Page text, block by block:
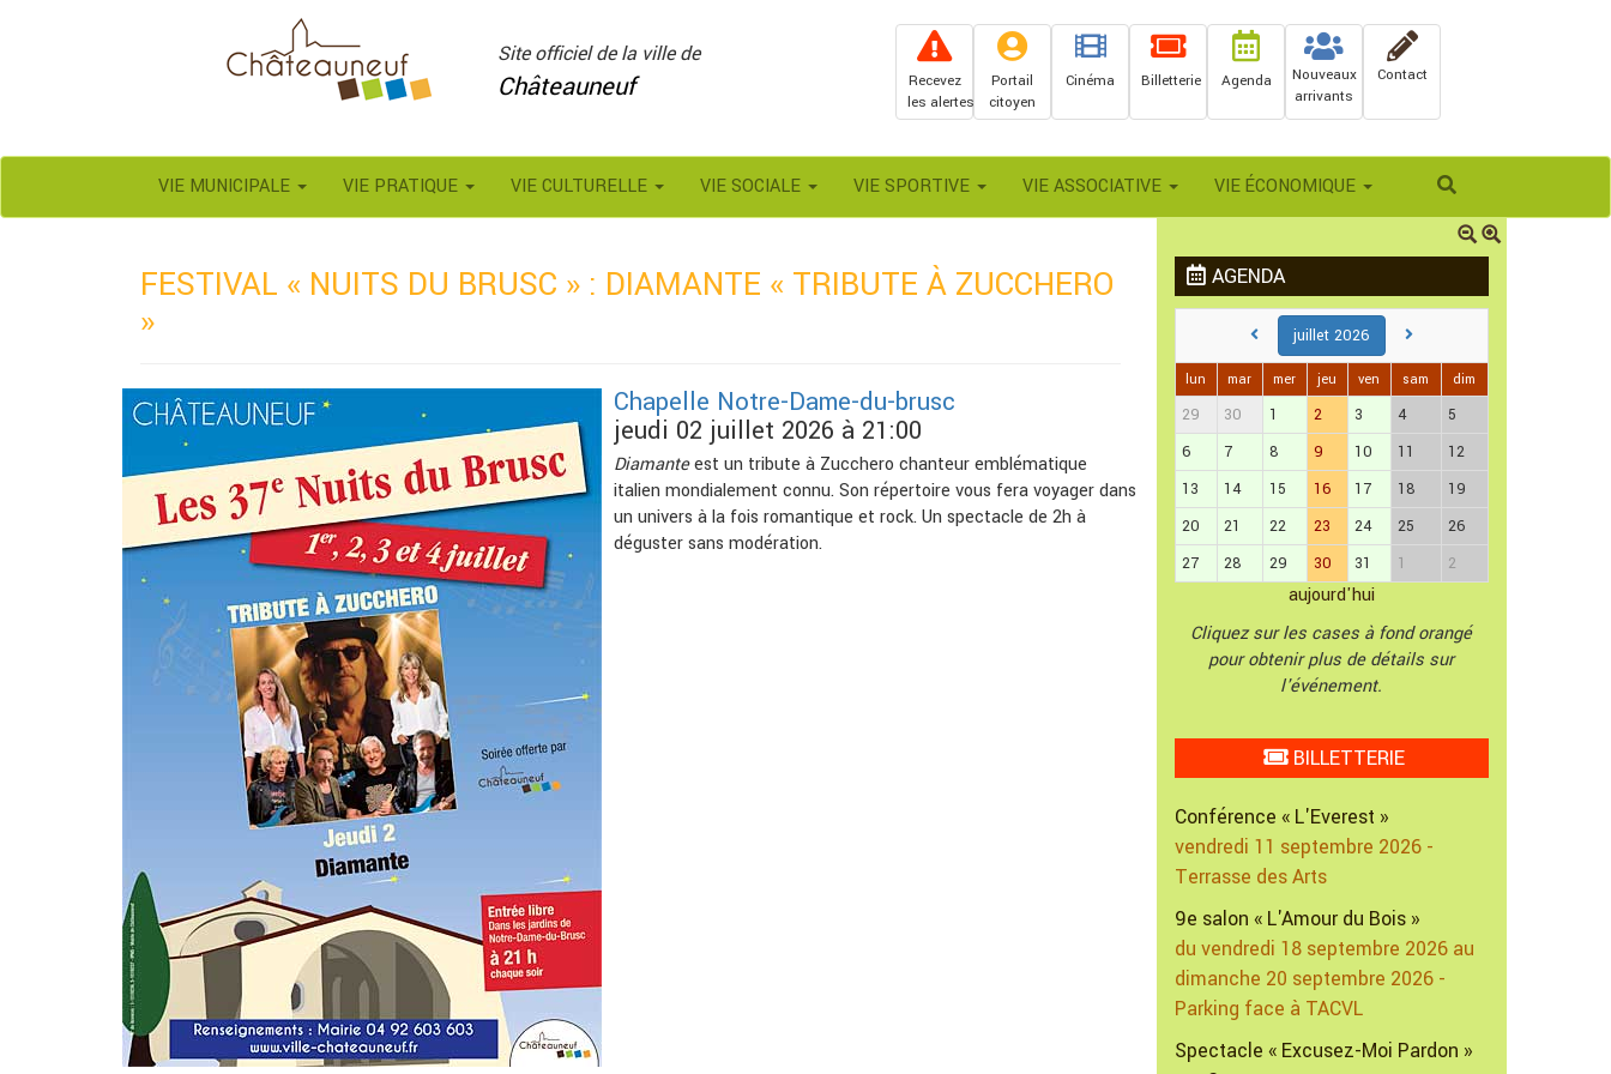
Site officiel de la ville de
Châteauneuf Contact
Nouveaux
arrivants
Agenda
Billetterie
Cinéma
Portail
citoyen
Recevez
les alertes
Rechercher
VIE MUNICIPALE VIE PRATIQUE VIE CULTURELLE VIE SOCIALE VIE SPORTIVE VIE ASSOCIATIVE VIE ÉCONOMIQUE
FESTIVAL « NUITS DU BRUSC » : DIAMANTE « TRIBUTE À ZUCCHERO
»
Chapelle Notre-Dame-du-brusc
jeudi 02 juillet 2026 à 21:00
Diamanteest un tribute à Zucchero chanteur emblématique
italien mondialement connu. Son répertoire vous fera voyager dans
un univers à la fois romantique et rock. Un spectacle de 2h à
déguster sans modération.
AGENDA
juillet 2026
lun mar mer jeu ven sam dim
29 30 1 2 3 4
5
6
7 8 9 10 11
12
13
14 15 16 17 18
19
20
21 22 23 24 25
26
27
28 29 30 31 1 2
aujourd'hui
Cliquez sur les cases à fond orangé
pour obtenir plus de détails sur
l'événement.
BILLETTERIE
Conférence « L'Everest »
vendredi 11 septembre 2026 -
Terrasse des Arts
9e salon « L'Amour du Bois »
du vendredi 18 septembre 2026 au
dimanche 20 septembre 2026 -
Parking face à TACVL
Spectacle « Excusez-Moi Pardon »